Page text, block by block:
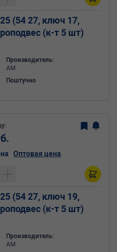
(54 27, ключ 17,
(к-т 5 шт)
Производитель:
АМ
Поштучно
(54 27, ключ 19,
(к-т 5 шт)
Производитель:
АМ
Оптовая цена